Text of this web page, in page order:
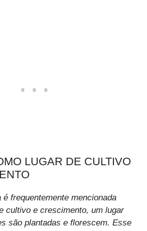
LUGAR DE CULTIVO
frequentemente mencionada
cultivo e crescimento, um lugar
são plantadas e florescem. Esse